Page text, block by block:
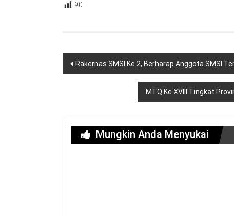
90
Navigasi
pos
Rakernas SMSI Ke 2, Berharap Anggota SMSI
MTQ Ke XVIII Tingkat
Mungkin Anda Menyukai